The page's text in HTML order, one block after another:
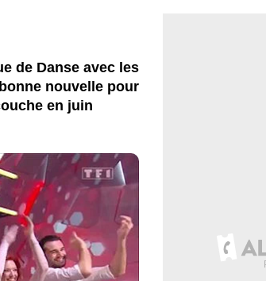
article
de Danse avec les
nouvelle pour
en juin